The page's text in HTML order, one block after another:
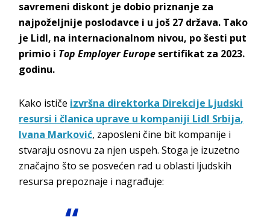
savremeni diskont je dobio priznanje za
najpoželjnije poslodavce i u još 27 država. Tako
je Lidl, na internacionalnom nivou, po šesti put
primio i Top Employer Europe sertifikat za 2023.
godinu.
Kako ističe izvršna direktorka Direkcije Ljudski
resursi i članica uprave u kompaniji Lidl Srbija,
Ivana Marković, zaposleni čine bit kompanije i
stvaraju osnovu za njen uspeh. Stoga je izuzetno
značajno što se posvećen rad u oblasti ljudskih
resursa prepoznaje i nagrađuje: